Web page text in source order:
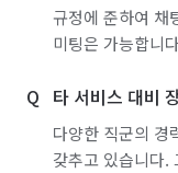
규정에 준하여 채
미팅은 가능합니
타 서비스 대비
다양한 직군의 경
갖추고 있습니다.